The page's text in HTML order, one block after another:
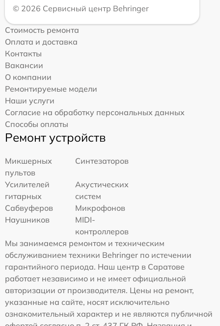
© 2026 Сервисный центр Behringer
Стоимость ремонта
Оплата и доставка
Контакты
Вакансии
О компании
Ремонтируемые модели
Наши услуги
Согласие на обработку персональных данных
Способы оплаты
Ремонт устройств
Микшерных
пультов
Синтезаторов
Усилителей
гитарных
Акустических
систем
Сабвуферов
Микрофонов
Наушников
MIDI-
контроллеров
Мы занимаемся ремонтом и техническим
обслуживанием техники Behringer по истечении
гарантийного периода. Наш центр в Саратове
работает независимо и не имеет официальной
авторизации от производителя. Цены на ремонт,
указанные на сайте, носят исключительно
ознакомительный характер и не являются публичной